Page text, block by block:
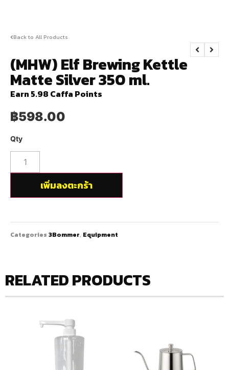
Back to All Products
(MHW) Elf Brewing Kettle
Matte Silver 350 ml.
Earn 5.98 Caffa Points
฿598.00
เพิ่มลงตะกร้า
Categories 3Bommer, Equipment
RELATED PRODUCTS